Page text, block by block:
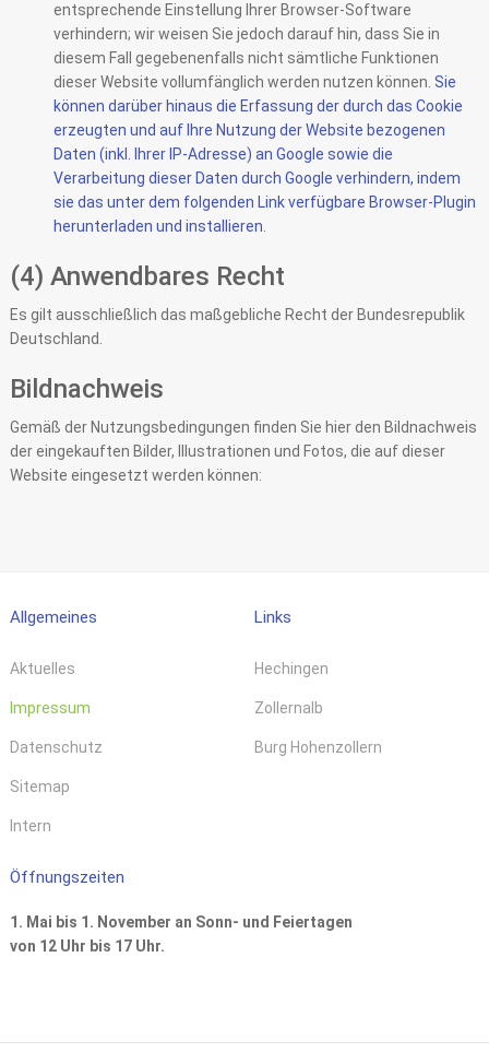
entsprechende Einstellung Ihrer Browser-Software
verhindern; wir weisen Sie jedoch darauf hin, dass Sie in
diesem Fall gegebenenfalls nicht sämtliche Funktionen
dieser Website vollumfänglich werden nutzen können. Sie
können darüber hinaus die Erfassung der durch das Cookie
erzeugten und auf Ihre Nutzung der Website bezogenen
Daten (inkl. Ihrer IP-Adresse) an Google sowie die
Verarbeitung dieser Daten durch Google verhindern, indem
sie das unter dem folgenden Link verfügbare Browser-Plugin
herunterladen und installieren
(4) Anwendbares Recht
Es gilt ausschließlich das maßgebliche Recht der Bundesrepublik
Deutschland.
Bildnachweis
Gemäß der Nutzungsbedingungen finden Sie hier den Bildnachweis
der eingekauften Bilder, Illustrationen und Fotos, die auf dieser
Website eingesetzt werden können:
Allgemeines
Aktuelles
Impressum
Datenschutz
Sitemap
Intern
Links
Hechingen
Zollernalb
Burg Hohenzollern
Öffnungszeiten
1. Mai bis 1. November an Sonn- und Feiertagen
von 12 Uhr bis 17 Uhr.